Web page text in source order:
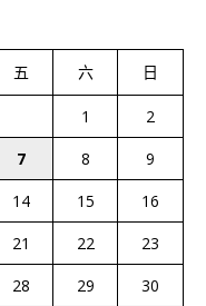
五 六 日
1
2
7 8
9
14 15
16
21 22
23
28 29
30